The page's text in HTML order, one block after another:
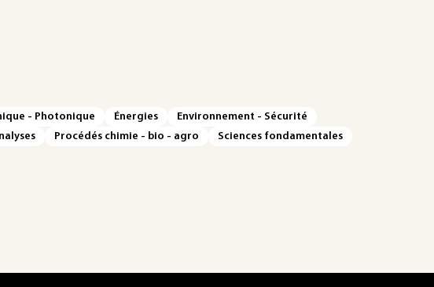
- Photonique Énergies
Environnement - Sécurité
Procédés chimie - bio - agro
Sciences fondamentales